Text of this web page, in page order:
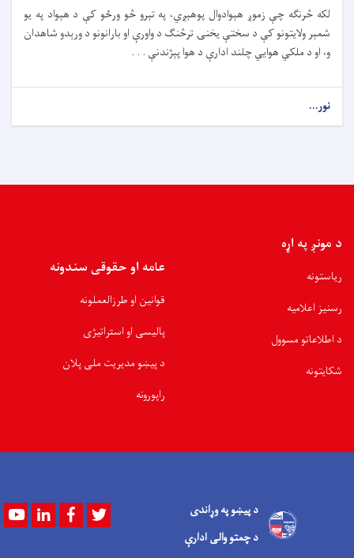
لکه څرنګه چې زموږ هېوادوال پوهېږي، په تېرو څو ورځو کې د هېواد په یو
شمېر ولایتونو کې د سختې یخنۍ ترڅنګ د واورې او بارانونو د ورېدو شاهدان
و، او د ملکي هوايي چلند ادارې د هوا پېژندنې . . .
نور...
د مونږ په اړه
ریاستونه
رسنیز اعلامیه
د اطلاعاتو مسوول
شکایتونه
عامه او حقوقی سندونه
قوانین او طرزالعملونه
پالیسی او استراتیژی
د پیښو مدیریت ملی پلان
راپورونه
د پیښو په وړاندی
د چمتو والی ادارې
YoutubeLinkedInFacebook